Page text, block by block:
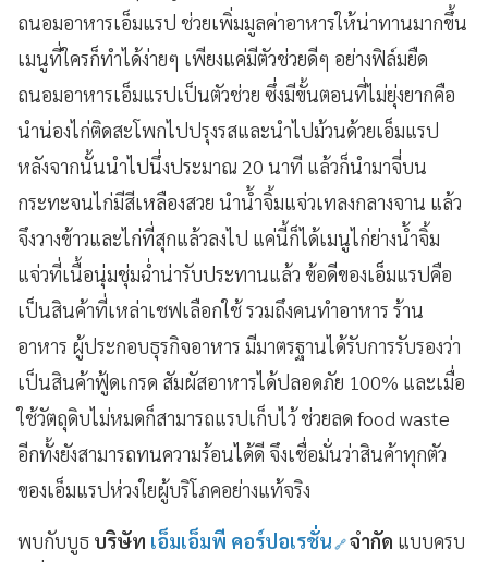
ถนอมอาหารเอ็มแรป ช่วยเพิ่มมูลค่าอาหารให้น่าทานมากขึ้น
เมนูที่ใครก็ทำได้ง่ายๆ เพียงแค่มีตัวช่วยดีๆ อย่างฟิล์มยืด
ถนอมอาหารเอ็มแรปเป็นตัวช่วย ซึ่งมีขั้นตอนที่ไม่ยุ่งยากคือ
นำน่องไก่ติดสะโพกไปปรุงรสและนำไปม้วนด้วยเอ็มแรป
หลังจากนั้นนำไปนึ่งประมาณ 20 นาที แล้วก็นำมาจี่บน
กระทะจนไก่มีสีเหลืองสวย นำน้ำจิ้มแจ่วเทลงกลางจาน แล้ว
จึงวางข้าวและไก่ที่สุกแล้วลงไป แค่นี้ก็ได้เมนูไก่ย่างน้ำจิ้ม
แจ่วที่เนื้อนุ่มชุ่มฉ่ำน่ารับประทานแล้ว ข้อดีของเอ็มแรปคือ
เป็นสินค้าที่เหล่าเชฟเลือกใช้ รวมถึงคนทำอาหาร ร้าน
อาหาร ผู้ประกอบธุรกิจอาหาร มีมาตรฐานได้รับการรับรองว่า
เป็นสินค้าฟู้ดเกรด สัมผัสอาหารได้ปลอดภัย 100% และเมื่อ
ใช้วัตถุดิบไม่หมดก็สามารถแรปเก็บไว้ ช่วยลด food waste
อีกทั้งยังสามารถทนความร้อนได้ดี จึงเชื่อมั่นว่าสินค้าทุกตัว
ของเอ็มแรปห่วงใยผู้บริโภคอย่างแท้จริง
พบกับบูธ บริษัท เอ็มเอ็มพี คอร์ปอเรชั่น จำกัด แบบครบ